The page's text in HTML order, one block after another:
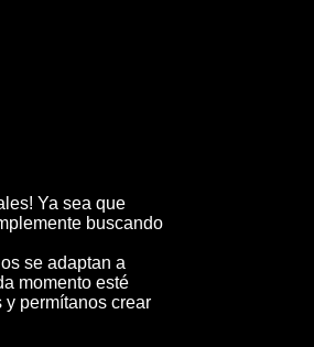
Ya sea que
buscando
se adaptan a
momento esté
permítanos crear